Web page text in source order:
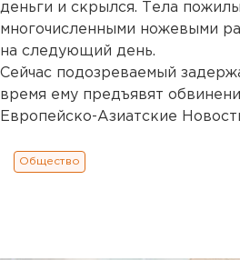
деньги и скрылся. Тела
многочисленными ножевыми
на следующий день.
Сейчас подозреваемый
время ему предъявят
Европейско-Азиатские
Общество